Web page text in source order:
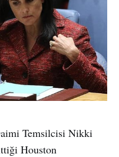
Temsilcisi Nikki
Houston